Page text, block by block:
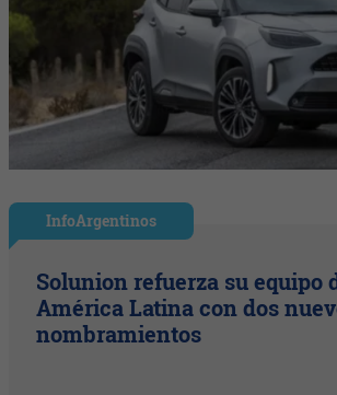
InfoArgentinos
Solunion refuerza su equipo
América Latina con dos
nombramientos